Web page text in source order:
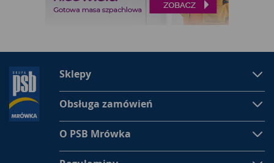
Sklepy
Obsługa zamówień
O PSB Mrówka